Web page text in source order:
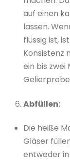
auf einen
lassen.
flüssig ist,
Konsistenz
ein bis zwei
Abfüllen:
Die heiße
Gläser
entweder in